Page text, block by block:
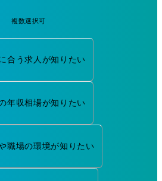
複数選択可
合う求人が知りたい
年収相場が知りたい
職場の環境が知りたい